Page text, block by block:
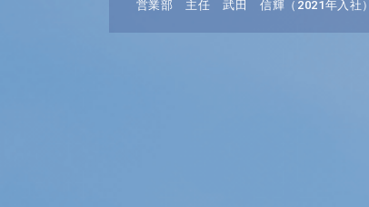
営業部 主任 武田 信輝（2021年入社）